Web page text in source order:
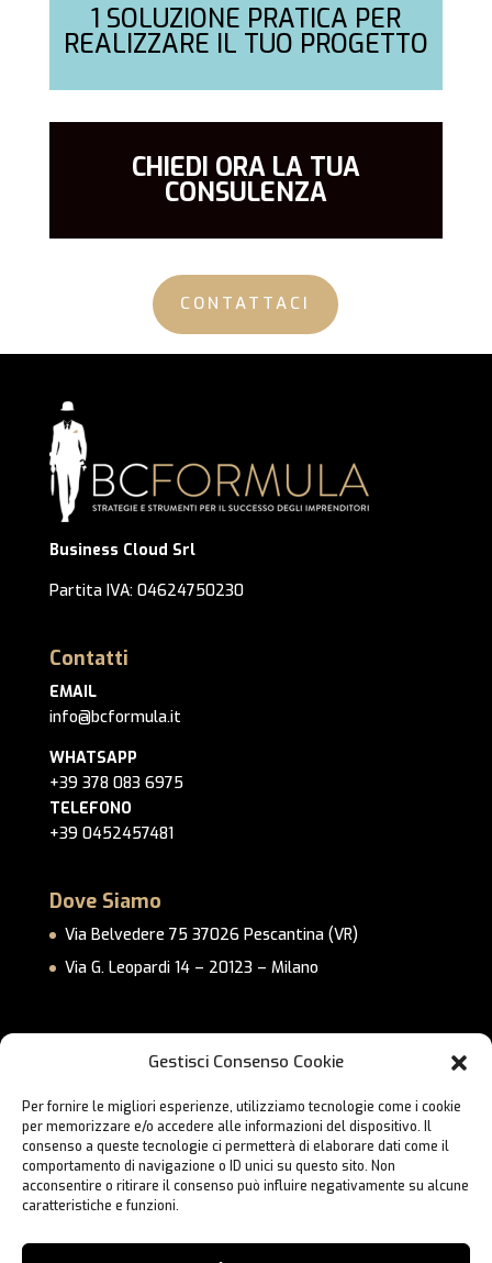
Gestisci Consenso Cookie
Per fornire le migliori esperienze, utilizziamo tecnologie come i cookie
per memorizzare e/o accedere alle informazioni del dispositivo. Il
consenso a queste tecnologie ci permetterà di elaborare dati come il
comportamento di navigazione o ID unici su questo sito. Non
acconsentire o ritirare il consenso può influire negativamente su alcune
caratteristiche e funzioni.
1 SOLUZIONE PRATICA PER
REALIZZARE IL TUO PROGETTO
CHIEDI ORA LA TUA
CONSULENZA
CONTATTACI
Business Cloud Srl
Partita IVA: 04624750230
Contatti
EMAIL
info@bcformula.it
WHATSAPP
+39 378 083 6975
TELEFONO
+39 0452457481
Dove Siamo
Via Belvedere 75 37026 Pescantina (VR)
Via G. Leopardi 14 – 20123 – Milano
Cookie Policy
Lavora con Noi
Contatti